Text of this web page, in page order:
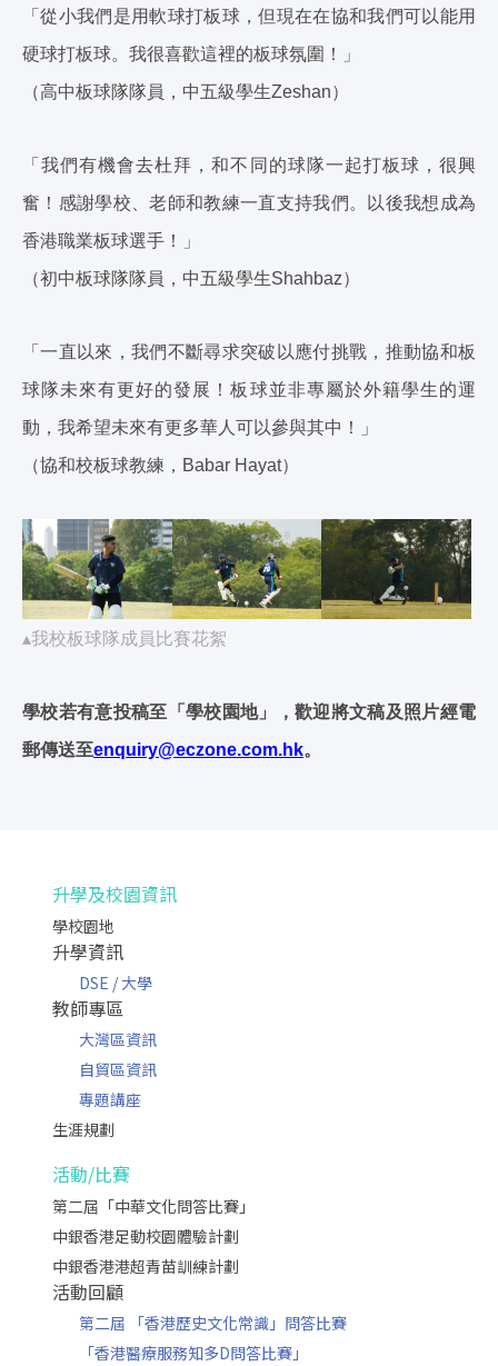
「從小我們是用軟球打板球，但現在在協和我們可以能用
硬球打板球。我很喜歡這裡的板球氛圍！」
（高中板球隊隊員，中五級學生Zeshan）
「我們有機會去杜拜，和不同的球隊一起打板球，很興
奮！感謝學校、老師和教練一直支持我們。以後我想成為
香港職業板球選手！」
（初中板球隊隊員，中五級學生Shahbaz）
「一直以來，我們不斷尋求突破以應付挑戰，推動協和板
球隊未來有更好的發展！板球並非專屬於外籍學生的運
動，我希望未來有更多華人可以參與其中！」
（協和校板球教練，Babar Hayat）
▴我校板球隊成員比賽花絮
學校若有意投稿至「學校園地」，歡迎將文稿及照片經電
郵傳送至enquiry@eczone.com.hk。
升學及校園資訊
學校園地
升學資訊
DSE / 大學
教師專區
大灣區資訊
自貿區資訊
專題講座
生涯規劃
活動/比賽
第二屆「中華文化問答比賽」
中銀香港足動校園體驗計劃
中銀香港港超青苗訓練計劃
活動回顧
第二屆 「香港歷史文化常識」問答比賽
「香港醫療服務知多D問答比賽」